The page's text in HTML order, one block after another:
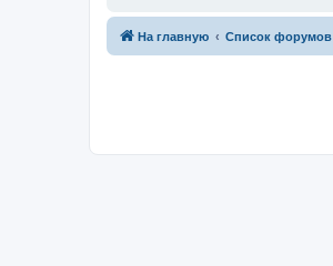
На главную Список форумов